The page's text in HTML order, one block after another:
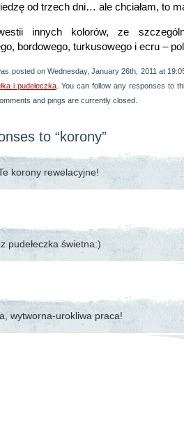
od trzech dni… ale chciałam, to
innych kolorów, ze
bordowego, turkusowego i ecru –
posted on Wednesday, January 26th, 2011 at
i pudełeczka . You can follow any responses to
and pings are currently closed.
to “korony”
korony rewelacyjne!
pudełeczka świetna:)
wytworna-urokliwa praca!